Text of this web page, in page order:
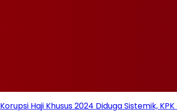
Korupsi Haji Khusus 2024 Diduga Sistemik,